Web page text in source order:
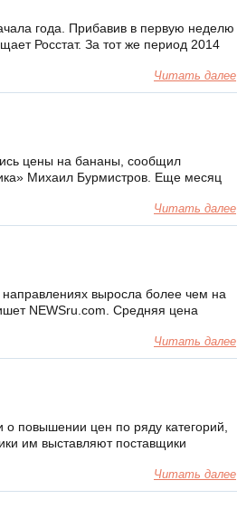
года. Прибавив в первую неделю
Росстат. За тот же период 2014
Читать далее
цены на бананы, сообщил
Михаил Бурмистров. Еще месяц
Читать далее
выросла более чем на
NEWSru.com. Средняя цена
Читать далее
о повышении цен по ряду категорий,
им выставляют поставщики
Читать далее